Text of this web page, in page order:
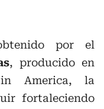
por el
, producido en
America, la
fortaleciendo